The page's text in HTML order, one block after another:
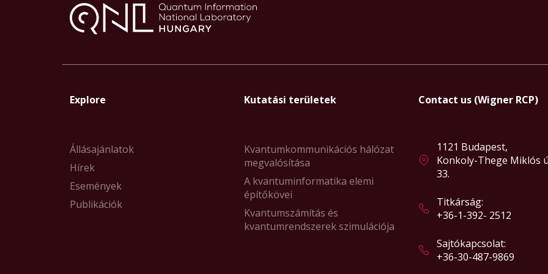
Explore
Állásajánlatok
Hírek
Események
Publikációk
Kutatási területek
Kvantumkommunikációs hálózat
megvalósítása
A kvantuminformatika elemi
építőkövei
Kvantumszámítás és
kvantumrendszerek szimulációja
Contact us (Wigner RCP)
1121 Budapest,
Konkoly-Thege Miklós
33.
Titkárság:
+36-1-392- 2512
Sajtókapcsolat:
+36-30-487-9869